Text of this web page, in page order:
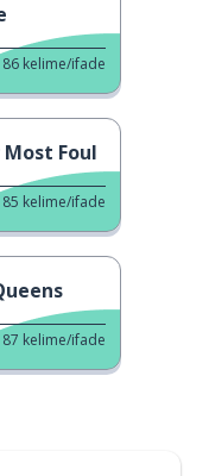
86 kelime/ifade
Foul
kelime/ifade
87 kelime/ifade